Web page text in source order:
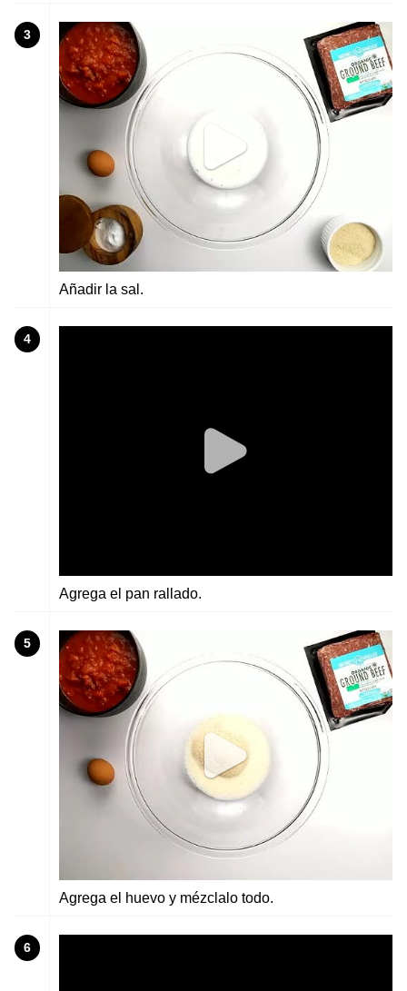
3
Añadir la sal.
4
Agrega el pan rallado.
5
Agrega el huevo y mézclalo todo.
6